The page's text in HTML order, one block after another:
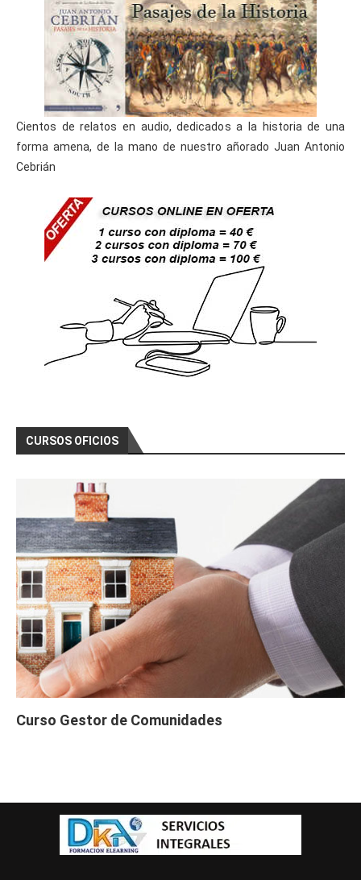
Cientos de relatos en audio, dedicados a la historia de una
forma amena, de la mano de nuestro añorado Juan Antonio
Cebrián
CURSOS OFICIOS
Curso Gestor de Comunidades